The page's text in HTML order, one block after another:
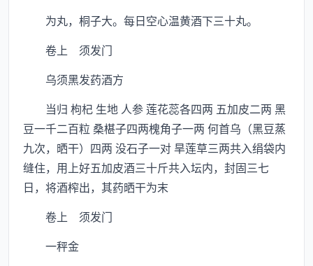
为丸，桐子大。每日空心温黄酒下三十丸。
卷上 须发门
乌须黑发药酒方
当归 枸杞 生地 人参 莲花蕊各四两 五加皮二两 黑
豆一千二百粒 桑椹子四两槐角子一两 何首乌（黑豆蒸
九次，晒干）四两 没石子一对 旱莲草三两共入绢袋内
缝住，用上好五加皮酒三十斤共入坛内，封固三七
日，将酒榨出，其药晒干为末
卷上 须发门
一秤金